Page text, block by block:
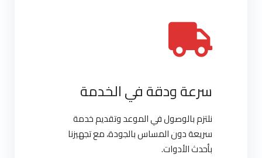
سرعة ودقة في الخدمة
نلتزم بالوصول في الموعد وتقديم خدمة
سريعة دون المساس بالجودة، مع تجهيزنا
بأحدث الأدوات.